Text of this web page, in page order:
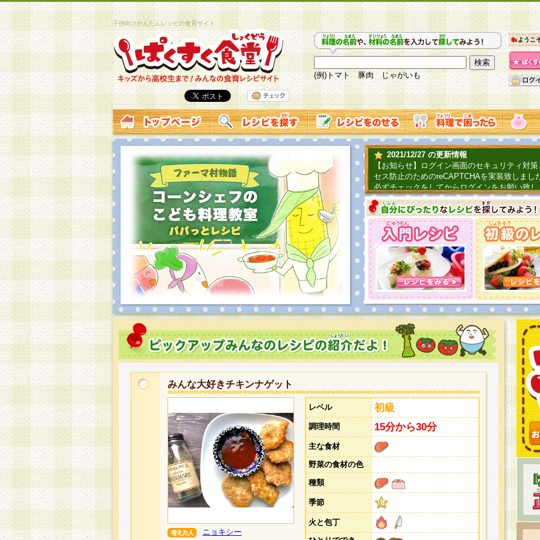
子供向けかんたんレシピの食育サイト
(例)トマト 豚肉 じゃがいも
ようこ
2021/12/27 の更新情報
【お知らせ】ログイン画面のセキュリティ対
セス防止のためのreCAPTCHAを実装致しまし
必ずチェックをしてからログインをお願い致
2019/06/04 の更新情報
ファーマ村からコーンシェフが簡単レシピを
2018/07/01 の更新情報
チャレンジ企画第三弾！お母さん、お父さん
てごはんを作ろう！は終了致しました。たく
とうございました。次回企画もお楽しみに！
みんな大好きチキンナゲット
ニョキシー
レベル 初級
調理時間 15分から30分
主な食材
野菜の食材の色
種類
季節
火と包丁